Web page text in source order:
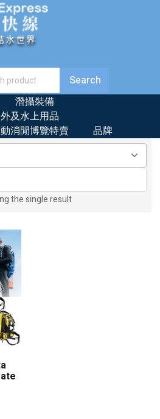
潛攝裝備
及水上用品
消閒博覽特賣 品牌
the single result